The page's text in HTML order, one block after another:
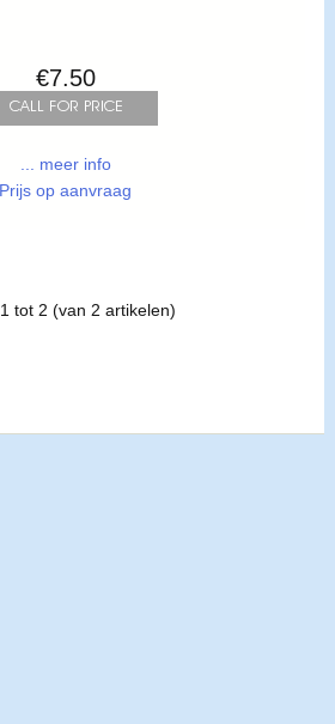
€7.50
... meer info
Prijs op aanvraag
1tot 2 (van 2 artikelen)